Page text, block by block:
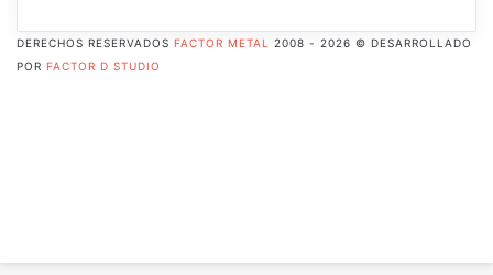
r
e
DERECHOS RESERVADOS FACTOR METAL
2008 - 2026 © DESARROLLADO
POR FACTOR D STUDIO